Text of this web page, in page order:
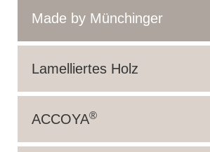
Made by Münchinger
Lamelliertes Holz
ACCOYA®